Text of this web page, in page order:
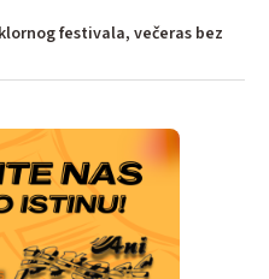
festivala, večeras bez